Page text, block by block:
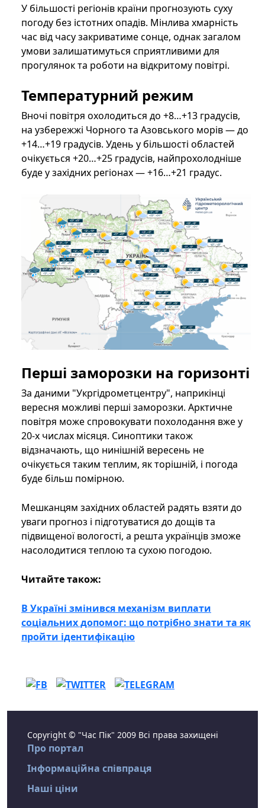
У більшості регіонів країни прогнозують суху
погоду без істотних опадів. Мінлива хмарність
час від часу закриватиме сонце, однак загалом
умови залишатимуться сприятливими для
прогулянок та роботи на відкритому повітрі.
Температурний режим
Вночі повітря охолодиться до +8…+13 градусів,
на узбережжі Чорного та Азовського морів — до
+14…+19 градусів. Удень у більшості областей
очікується +20…+25 градусів, найпрохолодніше
буде у західних регіонах — +16…+21 градус.
Перші заморозки на горизонті
За даними "Укргідрометцентру", наприкінці
вересня можливі перші заморозки. Арктичне
повітря може спровокувати похолодання вже у
20-х числах місяця. Синоптики також
відзначають, що нинішній вересень не
очікується таким теплим, як торішній, і погода
буде більш помірною.
Мешканцям західних областей радять взяти до
уваги прогноз і підготуватися до дощів та
підвищеної вологості, а решта українців зможе
насолодитися теплою та сухою погодою.
Читайте також:
В Україні змінився механізм виплати
соціальних допомог: що потрібно знати та як
пройти ідентифікацію
Copyright © "Час Пік" 2009 Всі права захищені
Про портал
Інформаційна співпраця
Наші ціни